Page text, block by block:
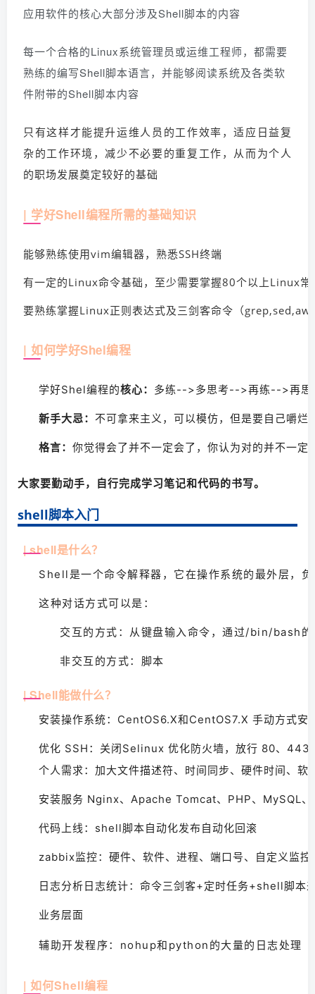
应用软件的核心大部分涉及Shell脚本的内容
每一个合格的Linux系统管理员或运维工程师，都需要
熟练的编写Shell脚本语言，并能够阅读系统及各类软
件附带的Shell脚本内容
只有这样才能提升运维人员的工作效率，适应日益复
杂的工作环境，减少不必要的重复工作，从而为个人
的职场发展奠定较好的基础
| 学好Shell编程所需的基础知识
能够熟练使用vim编辑器，熟悉SSH终端
有一定的Linux命令基础，至少需要掌握80个以上Linux常
要熟练掌握Linux正则表达式及三剑客命令（
| 如何学好Shel编程
学好Shel编程的核心： 多练-->多思考-->再练-->再思
新手大忌： 不可拿来主义，可以模仿，但是要自己嚼烂
格言： 你觉得会了并不一定会了，你认为对的并不一定
大家要勤动手，自行完成学习笔记和代码的书写。
shell脚本入门
|shell是什么？
Shell是一个命令解释器，它在操作系统的最外层，
这种对话方式可以是：
交互的方式：从键盘输入命令，通过/bin/bash
非交互的方式：脚本
|Shell能做什么？
安装操作系统：CentOS6.X和CentOS7.X 手动方式
优化 SSH：关闭Selinux 优化防火墙，放行 80、443
个人需求：加大文件描述符、时间同步、硬件时间、
安装服务 Nginx、Apache Tomcat、PHP、MySQL
代码上线：shell脚本自动化发布自动化回滚
zabbix监控：硬件、软件、进程、端口号、自定义监
日志分析日志统计：命令三剑客+定时任务+shell脚本
业务层面
辅助开发程序：nohup和python的大量的日志处理
| 如何Shell编程